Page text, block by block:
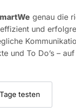
genau die
und
und To Do’s –
testen